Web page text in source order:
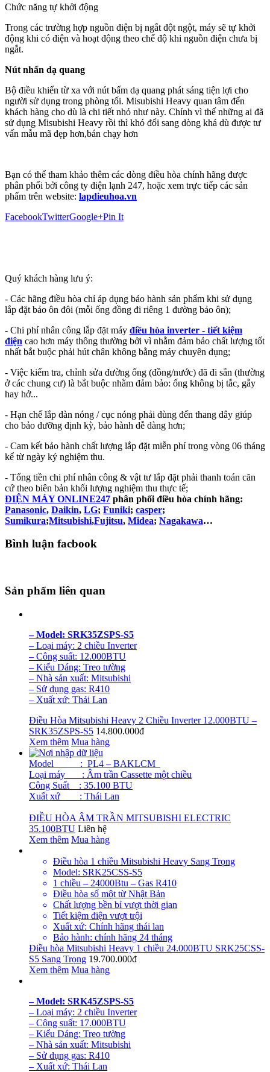
Chức năng tự khởi động
Trong các trường hợp nguồn điện bị ngắt đột ngột, máy sẽ tự khởi
động khi có điện và hoạt động theo chế độ khi nguồn điện chưa bị
ngắt.
Nút nhấn dạ quang
Bộ điều khiển từ xa với nút bấm dạ quang phát sáng tiện lợi cho
người sử dụng trong phòng tối. Misubishi Heavy quan tâm đến
khách hàng cho dù là chi tiết nhỏ như này. Chính vì thế những ai đã
sử dụng Misubishi Heavy rồi thì khó đổi sang dòng khá dù được tư
vấn mẫu mã đẹp hơn,bán chạy hơn
Bạn có thể tham khảo thêm các dòng điều hòa chính hãng được
phân phối bởi công ty điện lạnh 247, hoặc xem trực tiếp các sản
phẩm trên website: lapdieuhoa.vn
FacebookTwitterGoogle+Pin It
Quý khách hàng lưu ý:
- Các hãng điều hòa chỉ áp dụng bảo hành sản phẩm khi sử dụng
lắp đặt bảo ôn đôi (mỗi ống đồng đi riêng 1 đường bảo ôn);
- Chi phí nhân công lắp đặt máy điều hòa inverter - tiết kiệm
điện cao hơn máy thông thường bởi vì nhằm đảm bảo chất lượng tốt
nhất bắt buộc phải hút chân không bằng máy chuyên dụng;
- Việc kiểm tra, chỉnh sửa đường ống (đồng/nước) đã đi sẵn (thường
ở các chung cư) là bắt buộc nhằm đảm bảo: ống không bị tắc, gẫy
hay hở...
- Hạn chế lắp dàn nóng / cục nóng phải dùng đến thang dây giúp
cho bảo dưỡng định kỳ, bảo hành dễ dàng hơn;
- Cam kết bảo hành chất lượng lắp đặt miễn phí trong vòng 06 tháng
kể từ ngày ký nghiệm thu.
- Tổng tiền chi phí nhân công & vật tư lắp đặt phải thanh toán căn
cứ theo biên bản khối lượng nghiệm thu thực tế;
ĐIỆN MÁY ONLINE247 phân phối điều hòa chính hãng:
Panasonic, Daikin, LG; Funiki; casper;
Sumikura;Mitsubishi,Fujitsu, Midea; Nagakawa…
Bình luận facbook
Sản phẩm liên quan
– Model: SRK35ZSPS-S5
– Loại máy: 2 chiều Inverter
– Công suất: 12.000BTU
– Kiểu Dáng: Treo tường
– Nhà sản xuất: Mitsubishi
– Sử dụng gas: R410
– Xuất xứ: Thái Lan
Điều Hòa Mitsubishi Heavy 2 Chiều Inverter 12.000BTU –
SRK35ZSPS-S5 14.800.000đ
Xem thêm Mua hàng
Model : PL4 – BAKLCM
Loại máy : Âm trần Cassette một chiều
Công Suất : 35.100 BTU
Xuất xứ : Thái Lan
ĐIỀU HÒA ÂM TRẦN MITSUBISHI ELECTRIC
35.100BTU Liên hệ
Xem thêm Mua hàng
Điều hòa 1 chiều Mitsubishi Heavy Sang Trọng
Model: SRK25CSS-S5
1 chiều – 24000Btu – Gas R410
Điều hòa số một từ Nhật Bản
Chất lượng bền bỉ vượt thời gian
Tiết kiệm điện vượt trội
Xuất xứ: Chính hãng thái lan
Bảo hành: chính hãng 24 tháng
Điều hòa Mitsubishi Heavy 1 chiều 24.000BTU SRK25CSS-
S5 Sang Trọng 19.700.000đ
Xem thêm Mua hàng
– Model: SRK45ZSPS-S5
– Loại máy: 2 chiều Inverter
– Công suất: 17.000BTU
– Kiểu Dáng: Treo tường
– Nhà sản xuất: Mitsubishi
– Sử dụng gas: R410
– Xuất xứ: Thái Lan